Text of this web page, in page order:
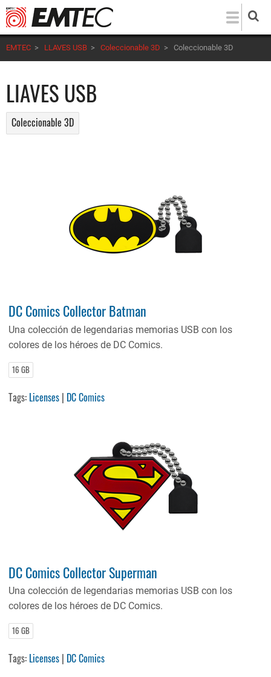
Pasar
al
contenido
principal
EMTEC > LLAVES USB > Coleccionable 3D > Coleccionable 3D
LIAVES USB
Coleccionable 3D
DC Comics Collector Batman
Una colección de legendarias memorias USB con los
colores de los héroes de DC Comics.
16 GB
Tags: Licenses | DC Comics
DC Comics Collector Superman
Una colección de legendarias memorias USB con los
colores de los héroes de DC Comics.
16 GB
Tags: Licenses | DC Comics